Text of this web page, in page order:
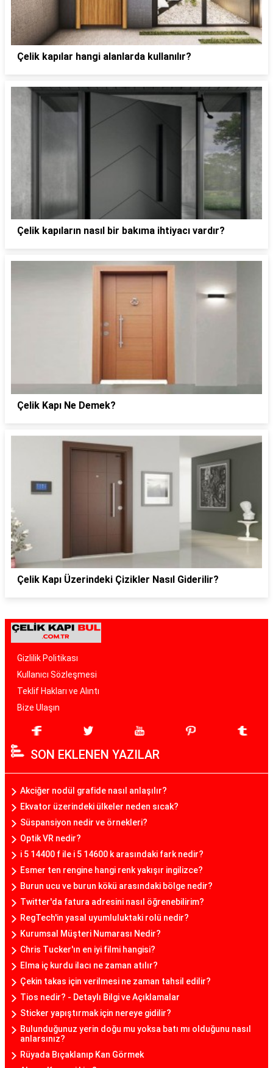
Çelik kapılar hangi alanlarda kullanılır?
Çelik kapıların nasıl bir bakıma ihtiyacı vardır?
Çelik Kapı Ne Demek?
Çelik Kapı Üzerindeki Çizikler Nasıl Giderilir?
Gizlilik Politikası
Kullanıcı Sözleşmesi
Teklif Hakları ve Alıntı
Bize Ulaşın
SON EKLENEN YAZILAR
Akciğer nodül grafide nasıl anlaşılır?
Ekvator üzerindeki ülkeler neden sıcak?
Süspansiyon nedir ve örnekleri?
Optik VR nedir?
i 5 14400 f ile i 5 14600 k arasındaki fark nedir?
Esmer ten rengine hangi renk yakışır ingilizce?
Burun ucu ve burun kökü arasındaki bölge nedir?
Twitter'da fatura adresini nasıl öğrenebilirim?
RegTech'in yasal uyumluluktaki rolü nedir?
Kurumsal Müşteri Numarası Nedir?
Chris Tucker'ın en iyi filmi hangisi?
Elma iç kurdu ilacı ne zaman atılır?
Çekin takas için verilmesi ne zaman tahsil edilir?
Tios nedir? - Detaylı Bilgi ve Açıklamalar
Sticker yapıştırmak için nereye gidilir?
Bulunduğunuz yerin doğu mu yoksa batı mı olduğunu nasıl
anlarsınız?
Rüyada Bıçaklanıp Kan Görmek